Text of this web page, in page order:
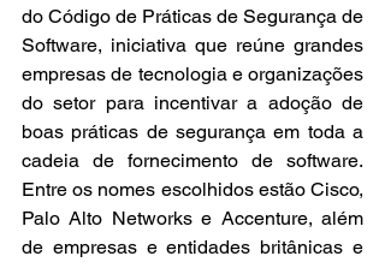
do Código de Práticas de Segurança de
Software, iniciativa que reúne grandes
empresas de tecnologia e organizações
do setor para incentivar a adoção de
boas práticas de segurança em toda a
cadeia de fornecimento de software.
Entre os nomes escolhidos estão Cisco,
Palo Alto Networks e Accenture, além
de empresas e entidades britânicas e